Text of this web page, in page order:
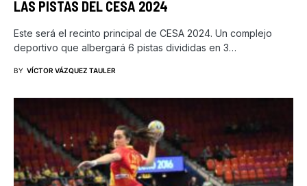
LAS PISTAS DEL CESA 2024
Este será el recinto principal de CESA 2024. Un complejo
deportivo que albergará 6 pistas divididas en 3…
BY VÍCTOR VÁZQUEZ TAULER